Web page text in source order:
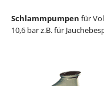
Schlammpumpen für
10,6 bar z.B. für